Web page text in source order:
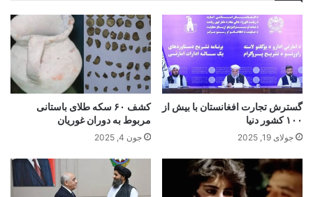
گسترش تجارت افغانستان با بیش از
۱۰۰ کشور دنیا
جولای 19, 2025
کشف ۶۰ سکه‌ طلای باستانی
مربوط به دوران غوریان
جون 4, 2025